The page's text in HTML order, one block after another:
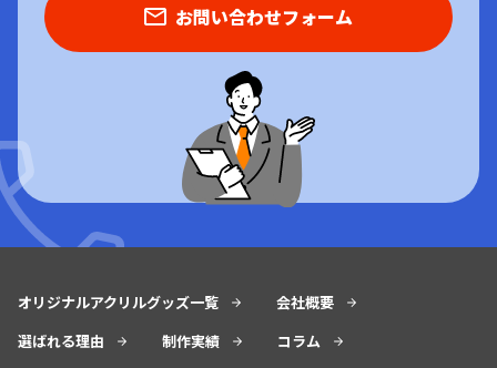
お問い合わせフォーム
オリジナルアクリルグッズ一覧
会社概要
選ばれる理由
制作実績
コラム